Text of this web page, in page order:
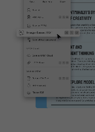
Inverser le
PDF